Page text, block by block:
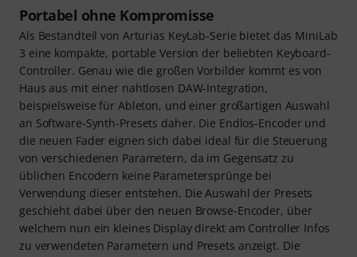
Portabel ohne Kompromisse
Als Bestandteil von Arturias KeyLab-Serie bietet das MiniLab
3 eine kompakte, portable Version der beliebten Keyboard-
Controller. Genau wie die großen Vorbilder kommt es von
Haus aus mit einer nahtlosen DAW-Integration,
beispielsweise für Ableton, und einer großartigen Auswahl
an Software-Synth-Presets daher. Die Endlos-Encoder und
die neuen Fader eignen sich dabei ideal für die Steuerung
von verschiedenen Parametern, da im Gegensatz zu
üblichen Encodern keine Parametersprünge bei
Verwendung dieser entstehen. Die Auswahl der Presets
geschieht dabei über den neuen Browse-Encoder, über
welchem nun ein kleines Display direkt am Controller Infos
zu verwendeten Parametern und Presets anzeigt. Die